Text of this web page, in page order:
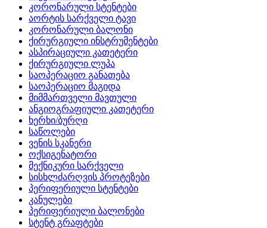
კორონარული სტენტები
აორტის სარქველი ტავი
კორონარული ბალონი
ქირურგიული ინსტრუმენტები
ასპირაციული კათეტერი
ქირურგიული ლუპა
საოპერაციო განათება
საოპერაციო მაგიდა
მიმმართველი მავთული
ანგიოგრაფიული კათეტერი
ხერხი/ბურღი
საწოლები
ვენის სკანერი
ოქსიგენატორი
მექნიკური სარქველი
სისხლძარღვის პროტეზები
პერიფერიული სტენტები
კანულები
პერიფერიული ბალონები
სტენტ გრაფტები